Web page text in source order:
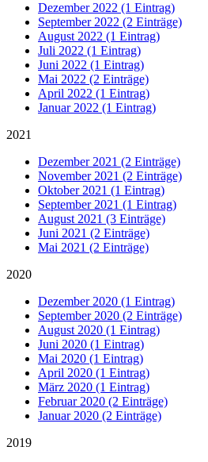
Dezember 2022 (1 Eintrag)
September 2022 (2 Einträge)
August 2022 (1 Eintrag)
Juli 2022 (1 Eintrag)
Juni 2022 (1 Eintrag)
Mai 2022 (2 Einträge)
April 2022 (1 Eintrag)
Januar 2022 (1 Eintrag)
2021
Dezember 2021 (2 Einträge)
November 2021 (2 Einträge)
Oktober 2021 (1 Eintrag)
September 2021 (1 Eintrag)
August 2021 (3 Einträge)
Juni 2021 (2 Einträge)
Mai 2021 (2 Einträge)
2020
Dezember 2020 (1 Eintrag)
September 2020 (2 Einträge)
August 2020 (1 Eintrag)
Juni 2020 (1 Eintrag)
Mai 2020 (1 Eintrag)
April 2020 (1 Eintrag)
März 2020 (1 Eintrag)
Februar 2020 (2 Einträge)
Januar 2020 (2 Einträge)
2019